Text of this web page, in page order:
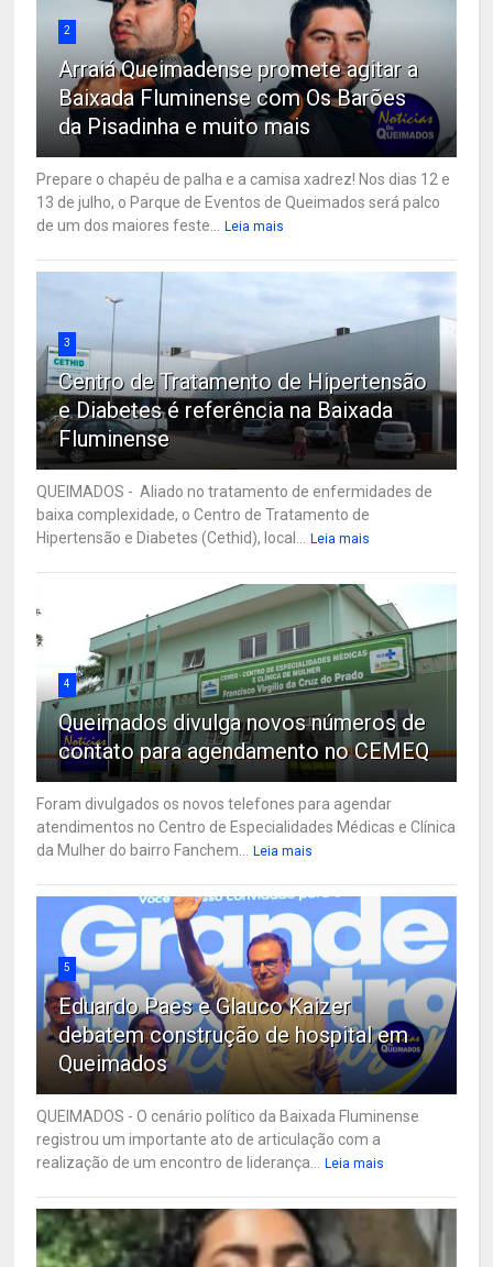
2
Arraiá Queimadense promete agitar a
Baixada Fluminense com Os Barões
da Pisadinha e muito mais
Prepare o chapéu de palha e a camisa xadrez! Nos dias 12 e
13 de julho, o Parque de Eventos de Queimados será palco
de um dos maiores feste...
Leia mais
3
Centro de Tratamento de Hipertensão
e Diabetes é referência na Baixada
Fluminense
QUEIMADOS - Aliado no tratamento de enfermidades de
baixa complexidade, o Centro de Tratamento de
Hipertensão e Diabetes (Cethid), local...
Leia mais
4
Queimados divulga novos números de
contato para agendamento no CEMEQ
Foram divulgados os novos telefones para agendar
atendimentos no Centro de Especialidades Médicas e Clínica
da Mulher do bairro Fanchem...
Leia mais
5
Eduardo Paes e Glauco Kaizer
debatem construção de hospital em
Queimados
QUEIMADOS - O cenário político da Baixada Fluminense
registrou um importante ato de articulação com a
realização de um encontro de liderança...
Leia mais